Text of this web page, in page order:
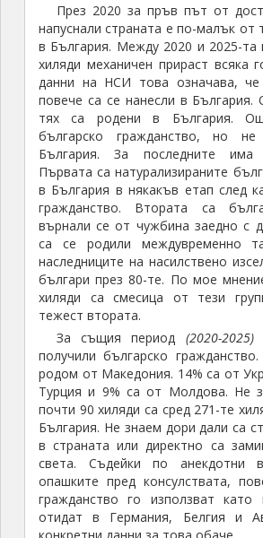
През 2020 за пръв път от
напуснали страната е по-малък от
в България. Между 2020 и 2025-
хиляди механичен прираст всяка
данни на НСИ това означава, че
повече са се нанесли в България.
тях са родени в България.
българско гражданство, но
България. За последните има
Първата са натурализираните
в България в някакъв етап след
гражданство. Втората са
върнали се от чужбина заедно с
са се родили междувременно
наследниците на насилствено
българи през 80-те. По мое
хиляди са смесица от тези
тежест втората.
За същия период (2020-2025)
получили българско
родом от Македония. 14% са от
Турция и 9% са от Молдова. Не
почти 90 хиляди са сред 271-те
България. Не знаем дори дали са
в страната или директно са
света. Съдейки по анекдотни
опашките пред консулствата,
гражданство го използват
отидат в Германия, Белгия и
конкретни данни за това обаче.